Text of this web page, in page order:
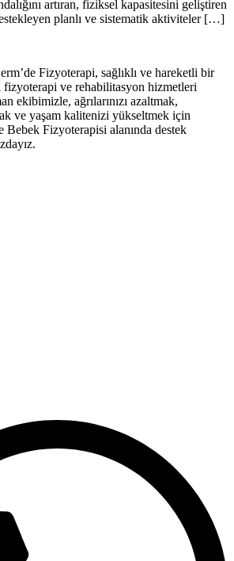
artıran, fiziksel kapasitesini geliştiren
planlı ve sistematik aktiviteler […]
Fizyoterapi, sağlıklı ve hareketli bir
ve rehabilitasyon hizmetleri
ekibimizle, ağrılarınızı azaltmak,
ve yaşam kalitenizi yükseltmek için
Bebek Fizyoterapisi alanında destek